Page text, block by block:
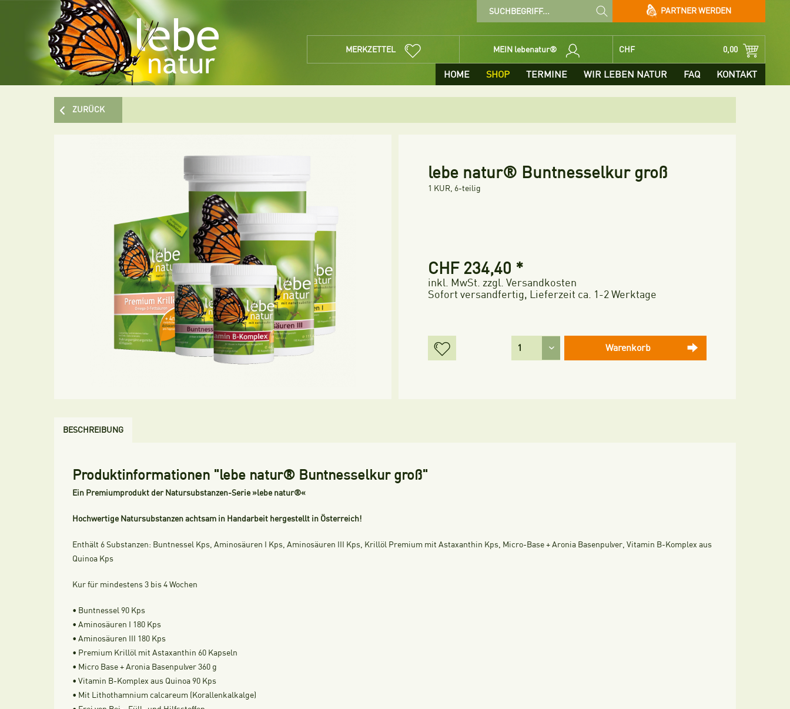
PARTNER WERDEN
MERKZETTEL MEIN lebenatur® CHF 0,00
HOME SHOP TERMINE WIR LEBEN NATUR FAQ KONTAKT
ZURÜCK
lebe natur® Buntnesselkur groß
1 KUR, 6-teilig
CHF 234,40 *
inkl. MwSt. zzgl. Versandkosten
Sofort versandfertig, Lieferzeit ca. 1-2 Werktage
Warenkorb
BESCHREIBUNG
Produktinformationen "lebe natur® Buntnesselkur groß"
Ein Premiumprodukt der Natursubstanzen-Serie »lebe natur®«
Hochwertige Natursubstanzen achtsam in Handarbeit hergestellt in Österreich!
Enthält 6 Substanzen: Buntnessel Kps, Aminosäuren I Kps, Aminosäuren III Kps, Krillöl Premium mit Astaxanthin Kps, Micro-Base + Aronia Basenpulver, Vitamin B-Komplex aus
Quinoa Kps
Kur für mindestens 3 bis 4 Wochen
• Buntnessel 90 Kps
• Aminosäuren I 180 Kps
• Aminosäuren III 180 Kps
• Premium Krillöl mit Astaxanthin 60 Kapseln
• Micro Base + Aronia Basenpulver 360 g
• Vitamin B-Komplex aus Quinoa 90 Kps
• Mit Lithothamnium calcareum (Korallenkalkalge)